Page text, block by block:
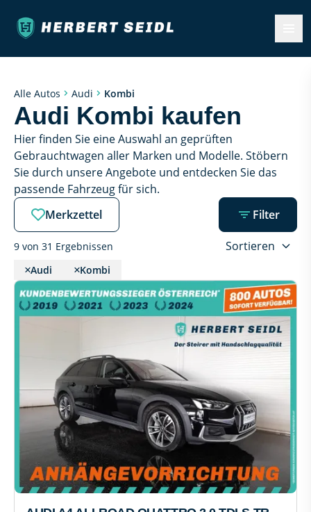
Alle Autos Audi Kombi
Audi Kombi kaufen
Hier finden Sie eine Auswahl an geprüften
Gebrauchtwagen aller Marken und Modelle. Stöbern
Sie durch unsere Angebote und entdecken Sie das
passende Fahrzeug für sich.
Merkzettel
Filter
9 von 31 Ergebnissen Sortieren
Audi Kombi